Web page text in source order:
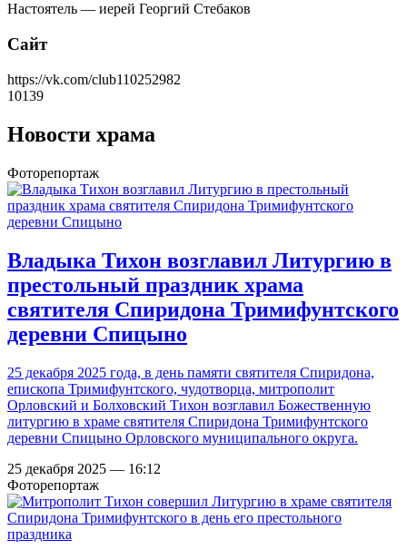
Настоятель — иерей Георгий Стебаков
Сайт
https://vk.com/club110252982
10139
Новости храма
Фоторепортаж
Владыка Тихон возглавил Литургию в
престольный праздник храма
святителя Спиридона Тримифунтского
деревни Спицыно
25 декабря 2025 года, в день памяти святителя Спиридона,
епископа Тримифунтского, чудотворца, митрополит
Орловский и Болховский Тихон возглавил Божественную
литургию в храме святителя Спиридона Тримифунтского
деревни Спицыно Орловского муниципального округа.
25 декабря 2025 — 16:12
Фоторепортаж